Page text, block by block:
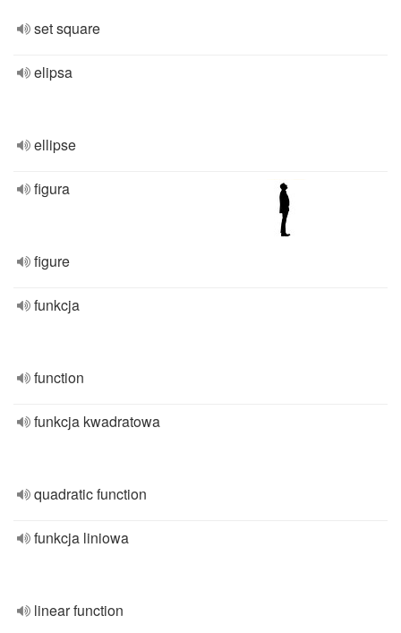
set square
elipsa
ellipse
figura
figure
funkcja
function
funkcja kwadratowa
quadratic function
funkcja liniowa
linear function